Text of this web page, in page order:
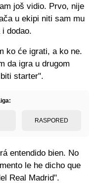
još vidio. Prvo, nije
u ekipi niti sam mu
dodao.
ko će igrati, a ko ne.
da igra u drugom
starter".
RASPORED
entendido bien. No
le he dicho que
Real Madrid".